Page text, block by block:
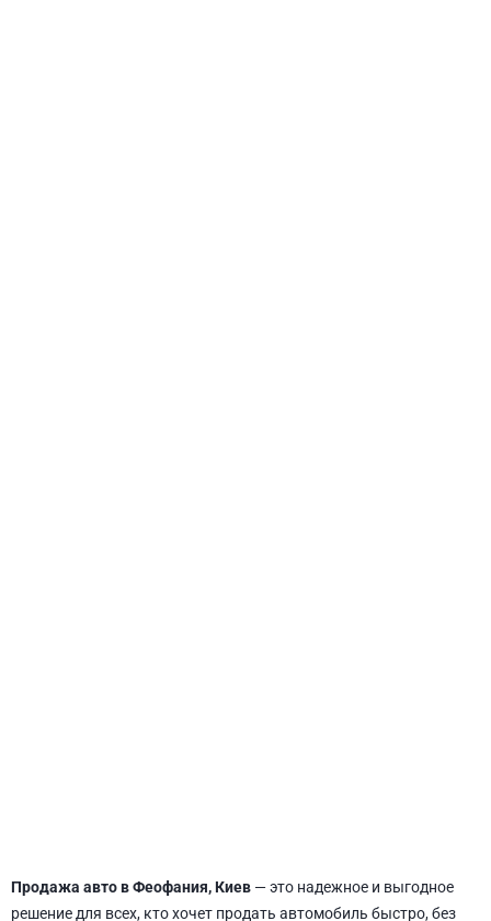
Продажа авто в Феофания, Киев — это надежное и выгодное
решение для всех, кто хочет продать автомобиль быстро, без